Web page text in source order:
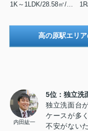
1K～1LDK/28.58㎡/築2007年2月
高の原駅エリ
内田紘一
5位：独立洗
独立洗面台
ケースが多
不安がない